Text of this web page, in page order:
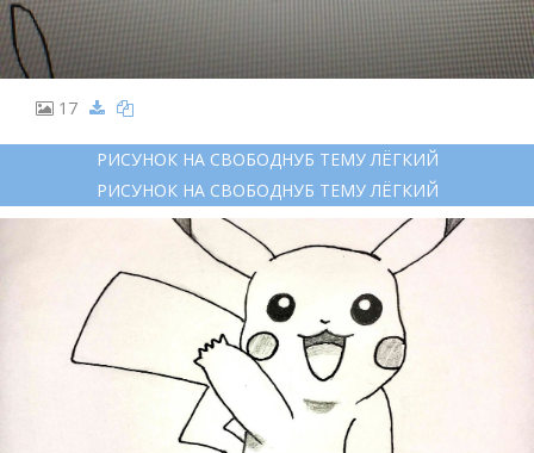
17
РИСУНОК НА СВОБОДНУБ ТЕМУ ЛЁГКИЙ
РИСУНОК НА СВОБОДНУБ ТЕМУ ЛЁГКИЙ